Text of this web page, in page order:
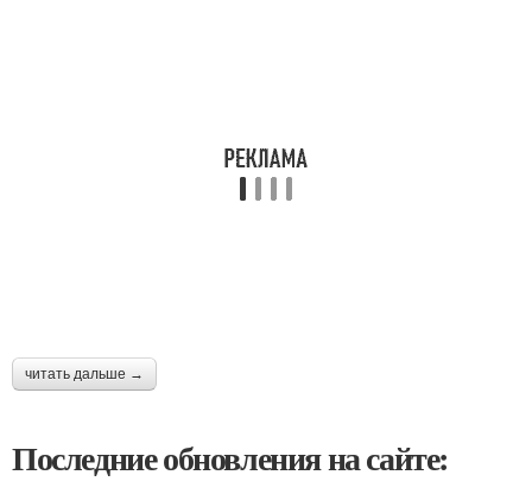
читать дальше →
Последние обновления на сайте: